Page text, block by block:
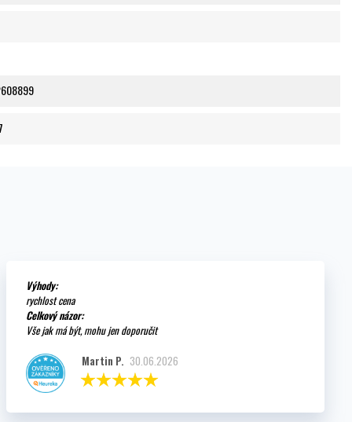
Výhody:
rychlost cena
Celkový názor:
Vše jak má být, mohu jen doporučit
Martin P. 30.06.2026